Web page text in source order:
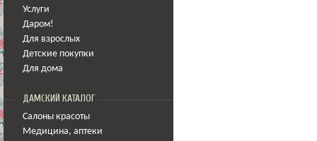
Услуги
Даром!
Для взрослых
Детские покупки
Для дома
ДАМСКИЙ КАТАЛОГ
Салоны красоты
Медицина, аптеки